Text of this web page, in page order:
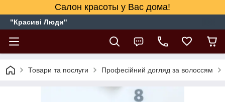
Салон красоты у Вас дома!
"Красиві Люди"
Товари та послуги Професійний догляд за волоссям